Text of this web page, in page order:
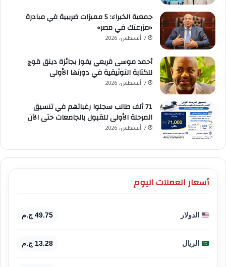
جمعية الخبراء: 5 مميزات ضريبية في مبادرة
«مزرعتك في مصر»
7 أغسطس، 2026
أحمد موسى قريعي يفوز بجائزة دينق قوج
للكتابة التوثيقية في دورتها الأولى
7 أغسطس، 2026
71 ألف طالب سجلوا رغباتهم في تنسيق
المرحلة الأولى للقبول بالجامعات حتى الآن
7 أغسطس، 2026
أسعار العملات اليوم
الدولار 49.75 ج.م
الريال 13.28 ج.م